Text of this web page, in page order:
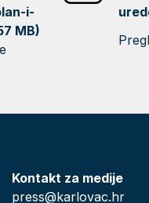
i-
MB)
Kontakt za medije
press@karlovac.hr